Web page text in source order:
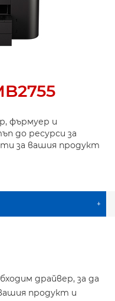
фърмуер и
до ресурси за
за вашия продукт
+
драйвер, за да
продукт и